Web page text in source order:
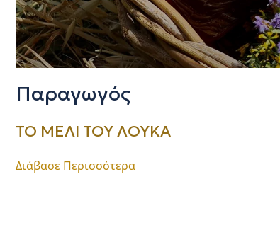
Παραγωγός
ΤΟ ΜΕΛΙ ΤΟΥ ΛΟΥΚΑ
Διάβασε Περισσότερα